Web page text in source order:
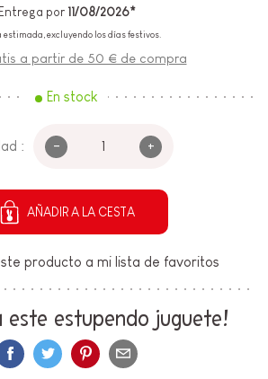
Entrega por 11/08/2026*
estimada, excluyendo los días festivos.
a partir de 50 € de compra
En stock
: - +
AÑADIR A LA CESTA
producto a mi lista de favoritos
este estupendo juguete!